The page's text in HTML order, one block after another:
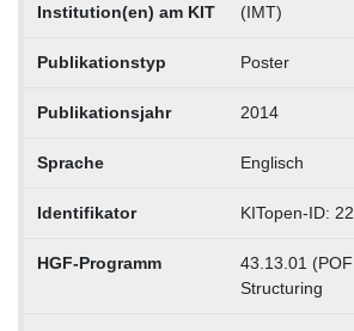
Institution(en) am KIT
(IMT)
Publikationstyp Poster
Publikationsjahr 2014
Sprache Englisch
Identifikator KITopen-ID:
HGF-Programm
43.13.01
Structuring